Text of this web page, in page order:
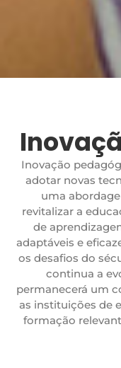
Inovação
adotar novas
uma
revitalizar a
de
adaptáveis e
os desafios do
continua a
permanecerá um
as instituições de
formação